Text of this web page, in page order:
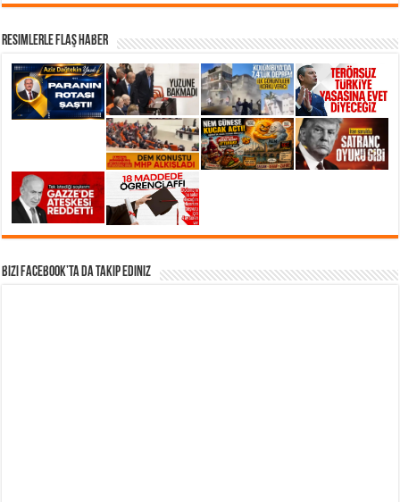
Resimlerle Flaş Haber
Bizi Facebook’ta da takip Ediniz